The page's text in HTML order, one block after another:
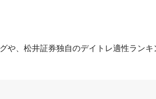
や、松井証券独自のデイトレ適性ランキ